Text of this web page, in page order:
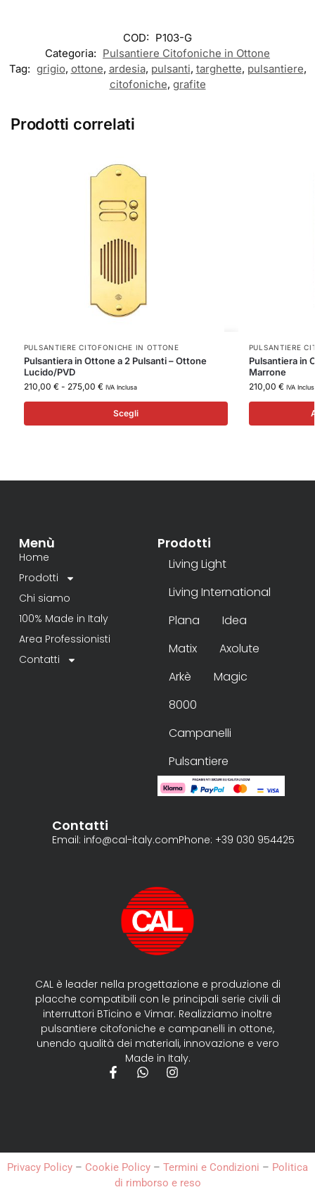
COD: P103-G
Categoria: Pulsantiere Citofoniche in Ottone
Tag: grigio, ottone, ardesia, pulsanti, targhette, pulsantiere,
citofoniche, grafite
Prodotti correlati
PULSANTIERE CITOFONICHE IN OTTONE
Pulsantiera in Ottone a 2 Pulsanti – Ottone
Lucido/PVD
210,00 € - 275,00 € IVA Inclusa
Scegli
PULSANTIERE
Pulsantiera in
Marrone
210,00 € IVA
CAL è leader nella progettazione e produzione di
placche compatibili con le principali serie civili di
interruttori BTicino e Vimar. Realizziamo inoltre
pulsantiere citofoniche e campanelli in ottone,
unendo qualità dei materiali, innovazione e vero
Made in Italy.
Menù
Home
Prodotti
Chi siamo
100% Made in Italy
Area Professionisti
Contatti
Prodotti
Living Light
Living International
Plana
Idea
Matix
Axolute
Arkè
Magic
8000
Campanelli
Pulsantiere
Contatti
Email: info@cal-italy.comPhone: +39 030 954425
Privacy Policy – Cookie Policy – Termini e Condizioni – Politica
di rimborso e reso